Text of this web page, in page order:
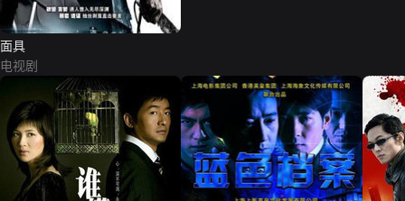
面具
电视剧